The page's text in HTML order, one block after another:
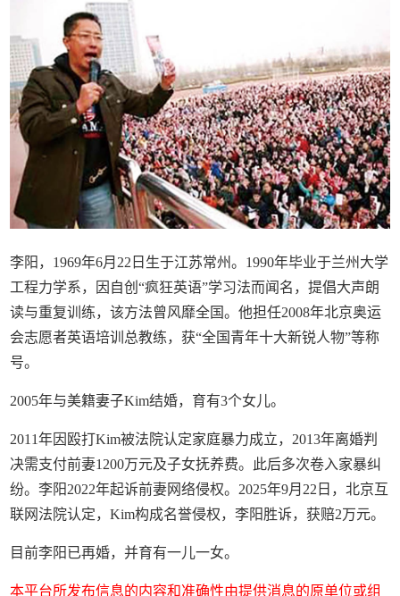
李阳，1969年6月22日生于江苏常州。1990年毕业于兰州大学
工程力学系，因自创“疯狂英语”学习法而闻名，提倡大声朗
读与重复训练，该方法曾风靡全国。他担任2008年北京奥运
会志愿者英语培训总教练，获“全国青年十大新锐人物”等称
号。
2005年与美籍妻子Kim结婚，育有3个女儿。
2011年因殴打Kim被法院认定家庭暴力成立，2013年离婚判
决需支付前妻1200万元及子女抚养费。此后多次卷入家暴纠
纷。李阳2022年起诉前妻网络侵权。2025年9月22日，北京互
联网法院认定，Kim构成名誉侵权，李阳胜诉，获赔2万元。
目前李阳已再婚，并育有一儿一女。
本平台所发布信息的内容和准确性由提供消息的原单位或组